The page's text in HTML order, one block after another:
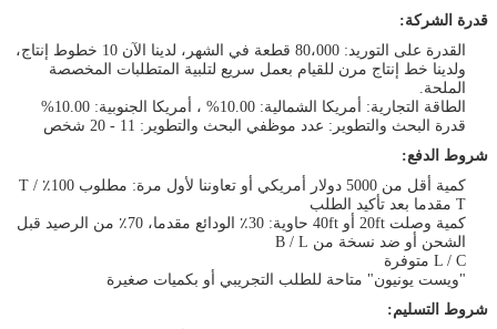
قدرة الشركة:
القدرة على التوريد: 80،000 قطعة في الشهر، لدينا الآن 10 خطوط إنتاج،
ولدينا خط إنتاج مرن للقيام بعمل سريع لتلبية المتطلبات المخصصة
الملحة.
الطاقة التجارية: أمريكا الشمالية: 10.00% ، أمريكا الجنوبية: 10.00%
قدرة البحث والتطوير: عدد موظفي البحث والتطوير: 11 - 20 شخص
شروط الدفع:
كمية أقل من 5000 دولار أمريكي أو تعاوننا لأول مرة: مطلوب 100٪ T /
T مقدما بعد تأكيد الطلب
كمية وصلت 20ft أو 40ft حاوية: 30٪ الودائع مقدما، 70٪ من الرصيد قبل
الشحن أو ضد نسخة من B / L
L / C متوفرة
"ويست يونيون" متاحة للطلب التجريبي أو بكميات صغيرة
شروط التسليم: